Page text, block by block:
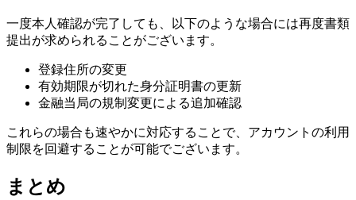
一度本人確認が完了しても、以下のような場合には再度書類
提出が求められることがございます。
登録住所の変更
有効期限が切れた身分証明書の更新
金融当局の規制変更による追加確認
これらの場合も速やかに対応することで、アカウントの利用
制限を回避することが可能でございます。
まとめ